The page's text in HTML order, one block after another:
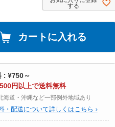
する
カートに入れる
: ¥750～
円以上で送料無料
海道・沖縄など一部例外地域あり
・配送について詳しくはこちら ›